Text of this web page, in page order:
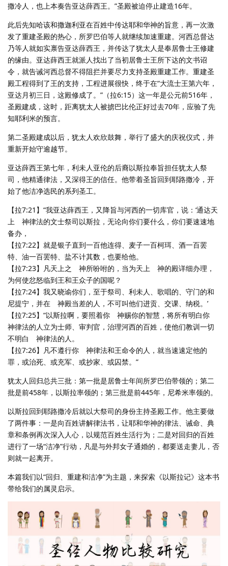
撒冷人，也上本奏告亚达薛西王。”圣殿被迫停止建造16年。
此后先知哈该和撒迦利亚在百姓中传达耶和华神的旨意，再一次激
发了重建圣殿的热心，所罗巴伯等人就继续加速重建。河西总督达
乃等人就如实禀告亚达薛西王，并传达了犹太人是奉居鲁士王修建
的缘由。亚达薛西王就派人找出了当初居鲁士王所下达的文书诏
令，就告诫河西总督不得阻拦并要尽力支持圣殿重建工作。重建圣
殿工程得到了王的支持，工程进展很快，终于在“大流士王第六年，
亚达月初三日，这殿修成了。”（拉6:15）这一年是公元前516年，
圣殿建成，这时，距离犹太人被掳巴比伦正好过去70年，应验了先
知耶利米的预言。
第二圣殿建成以后，犹太人欢欣鼓舞，举行了盛大的庆祝仪式，并
重新开始守逾越节。
亚达薛西王第七年，利未人亚伦的后裔以斯拉奉旨担任犹太人祭
司，他精通律法，又深得王的信任。他带着圣旨回到耶路撒冷，开
始了他洁净选民的系列圣工。
【拉7:21】“我亚达薛西王，又降旨与河西的一切库官，说：‘通达天
上 神律法的文士祭司以斯拉，无论向你们要什么，你们要速速地
备办，
【拉7:22】就是银子直到一百他连得、麦子一百柯珥、酒一百罢
特、油一百罢特、盐不计其数，也要给他。
【拉7:23】凡天上之 神所吩咐的，当为天上 神的殿详细办理，
为何使忿怒临到王和王众子的国呢？
【拉7:24】我又晓谕你们，至于祭司、利未人、歌唱的、守门的和
尼提宁，并在 神殿当差的人，不可叫他们进贡、交课、纳税。’
【拉7:25】“以斯拉啊，要照着你 神赐你的智慧，将所有明白你
神律法的人立为士师、审判官，治理河西的百姓，使他们教训一切
不明白 神律法的人。
【拉7:26】凡不遵行你 神律法和王命令的人，就当速速定他的
罪，或治死、或充军、或抄家、或囚禁。”
犹太人回归总共三批：第一批是居鲁士年间所罗巴伯带领的；第二
批是前458年，以斯拉率领的；第三批是前445年，尼希米率领的。
以斯拉回到耶路撒冷后就以大祭司的身份主持圣殿工作。他主要做
了两件事：一是向百姓讲解律法书，让耶和华神的律法、诫命、典
章和条例再次深入人心，以规范百姓生活行为；二是对回归的百姓
进行了一场“洁净”行动，凡是与外邦女子通婚的，都要送走妻儿，否
则就一起离开。
本篇我们以“回归、重建和洁净”为主题，来探索《以斯拉记》这本书
带给我们的属灵启示。